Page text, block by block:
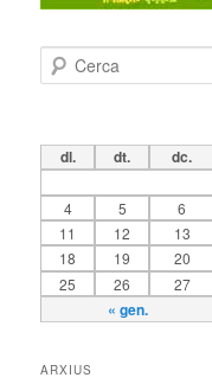
e
a dl. dt. dc.
« gen.
4
5 6
11
12 13
18
19 20
25
26 27
ARXIUS